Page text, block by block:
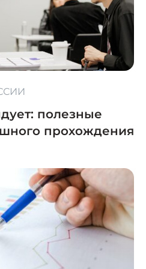
полезные
прохождения